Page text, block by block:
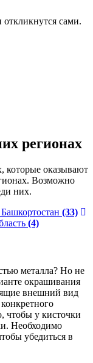
откликнутся сами.
регионах
которые оказывают
Возможно
них.
(33)
(4)
металла? Но не
окрашивания
внешний вид
чтобы у кисточки
Необходимо
убедиться в